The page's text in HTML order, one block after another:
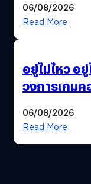
06/08/2026
Read More
อยู่ไม่ไหว อ
วงการเกม
06/08/2026
Read More